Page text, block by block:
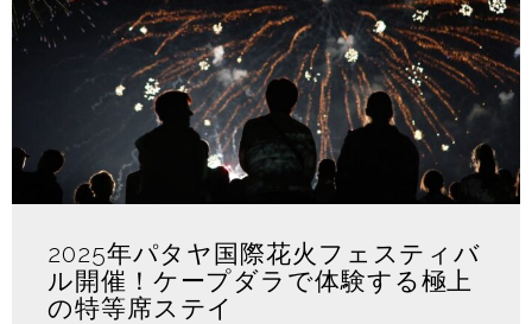
2025年パタヤ国際花火フェスティバ
ル開催！ケープダラで体験する極上
の特等席ステイ